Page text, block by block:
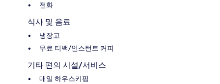
전화
식사 및 음료
냉장고
무료 티백/인스턴트 커피
기타 편의 시설/서비스
매일 하우스키핑